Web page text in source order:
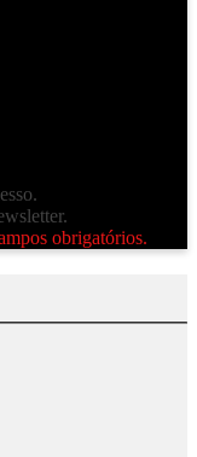
obrigatórios.